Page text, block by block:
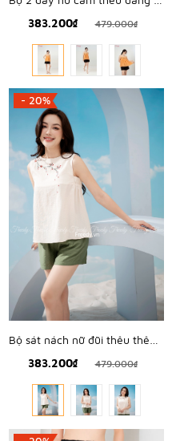
383.200₫
479.000₫
- 20%
383.200₫
479.000₫